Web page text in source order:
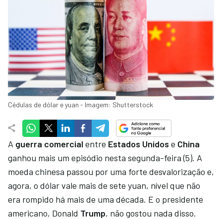
Cédulas de dólar e yuan - Imagem: Shutterstock
A guerra comercialentre Estados Unidos e China
ganhou mais um episódio nesta segunda-feira (5). A
moeda chinesa passou por uma forte desvalorização e,
agora, o dólar vale mais de sete yuan, nível que não
era rompido há mais de uma década. E o presidente
americano, Donald Trump, não gostou nada disso.